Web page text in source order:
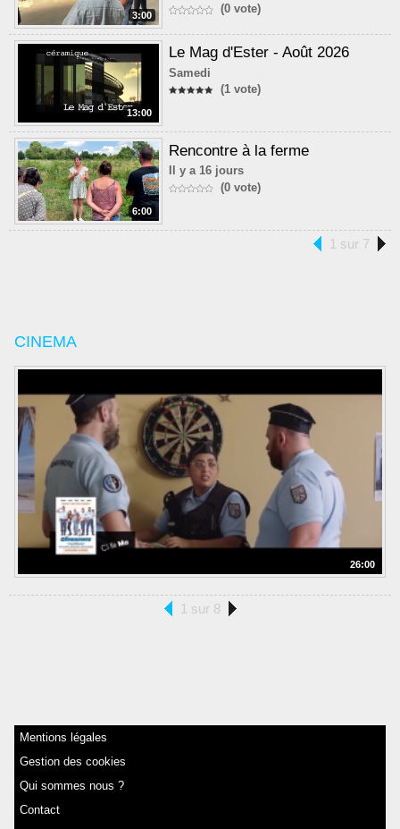
3:00
(0 vote)
13:00
Le Mag d'Ester - Août 2026
Samedi
(1 vote)
6:00
Rencontre à la ferme
Il y a 16 jours
(0 vote)
1 sur 7
CINEMA
26:00
1 sur 8
Mentions légales
Gestion des cookies
Qui sommes nous ?
Contact